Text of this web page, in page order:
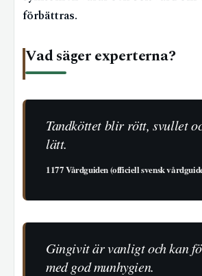
förbättras.
Vad säger experterna?
Tandköttet blir rött, svullet
lätt.
1177 Vårdguiden (officiell svensk
Gingivit är vanligt och kan
med god munhygien.